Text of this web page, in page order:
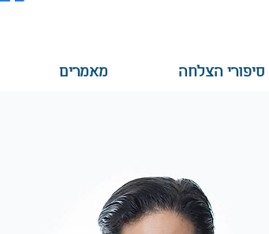
סיפורי הצלחה מאמרים